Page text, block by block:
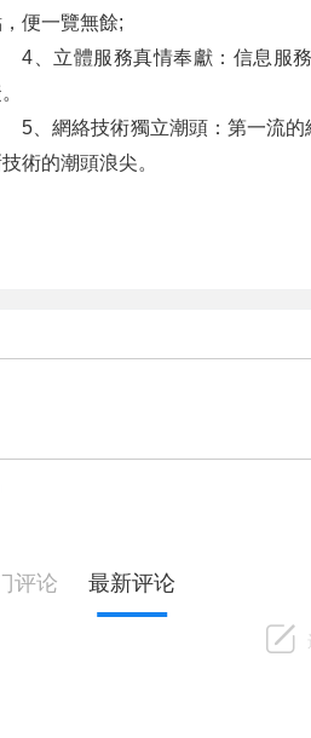
便一覽無餘;
4、立體服務真情奉獻：信息服
5、網絡技術獨立潮頭：第一流
術的潮頭浪尖。
评论 最新评论